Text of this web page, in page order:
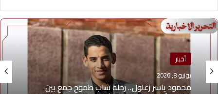
يونيو 8, 2026
منوعات
يونيو 4, 2026